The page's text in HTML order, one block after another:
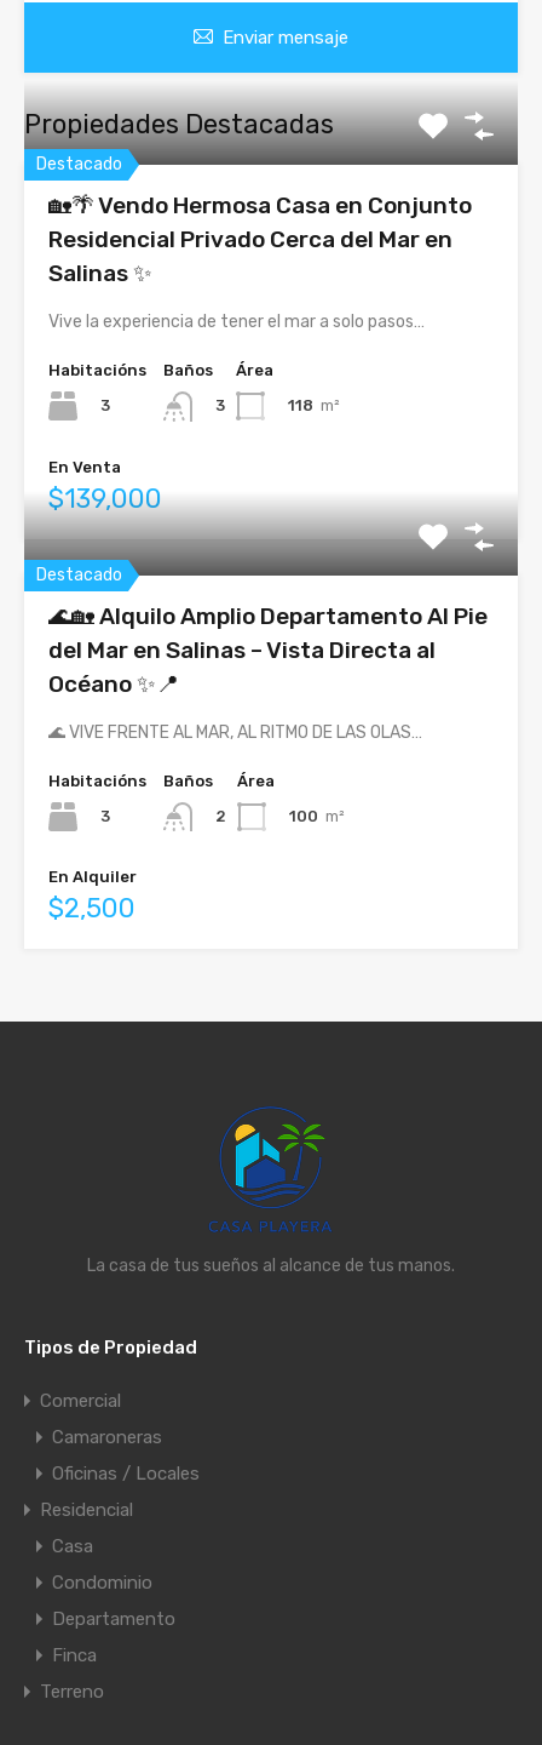
Enviar mensaje
Propiedades Destacadas
Destacado
🏡🌴 Vendo Hermosa Casa en Conjunto
Residencial Privado Cerca del Mar en
Salinas ✨
Vive la experiencia de tener el mar a solo pasos…
Habitacións
3
Baños
3
Área
118 m²
En Venta
$139,000
Destacado
🌊🏡 Alquilo Amplio Departamento Al Pie
del Mar en Salinas – Vista Directa al
Océano ✨📍
🌊 VIVE FRENTE AL MAR, AL RITMO DE LAS OLAS…
Habitacións
3
Baños
2
Área
100 m²
En Alquiler
$2,500
La casa de tus sueños al alcance de tus manos.
Tipos de Propiedad
Comercial
Camaroneras
Oficinas / Locales
Residencial
Casa
Condominio
Departamento
Finca
Terreno